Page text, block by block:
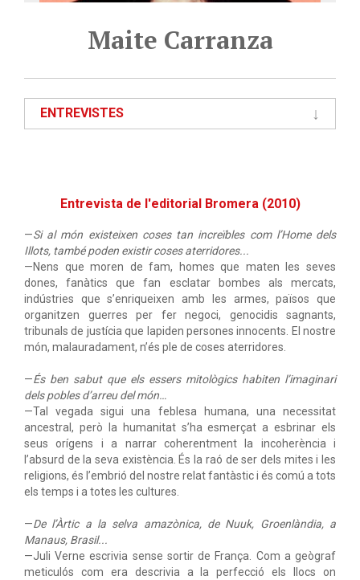
Maite Carranza
ENTREVISTES
Entrevista de l'editorial Bromera (2010)
—Si al món existeixen coses tan increïbles com l’Home dels
Illots, també poden existir coses aterridores...
—Nens que moren de fam, homes que maten les seves
dones, fanàtics que fan esclatar bombes als mercats,
indústries que s’enriqueixen amb les armes, països que
organitzen guerres per fer negoci, genocidis sagnants,
tribunals de justícia que lapiden persones innocents. El nostre
món, malauradament, n’és ple de coses aterridores.
—És ben sabut que els essers mitològics habiten l’imaginari
dels pobles d’arreu del món…
—Tal vegada sigui una feblesa humana, una necessitat
ancestral, però la humanitat s’ha esmerçat a esbrinar els
seus orígens i a narrar coherentment la incoherència i
l’absurd de la seva existència. És la raó de ser dels mites i les
religions, és l’embrió del nostre relat fantàstic i és comú a tots
els temps i a totes les cultures.
—De l’Àrtic a la selva amazònica, de Nuuk, Groenlàndia, a
Manaus, Brasil...
—Juli Verne escrivia sense sortir de França. Com a geògraf
meticulós com era descrivia a la perfecció els llocs on